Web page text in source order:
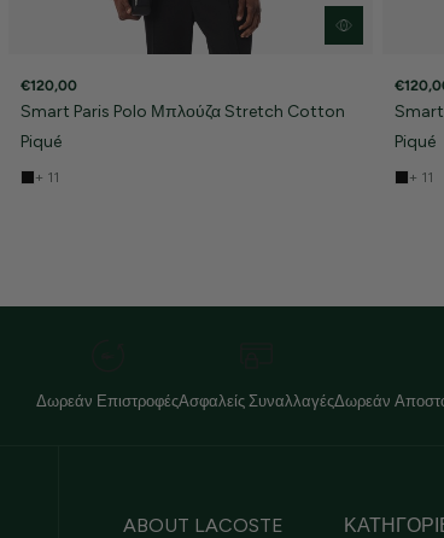
€120,00
Smart Paris Polo Μπλούζα Stretch Cotton
Piqué
+ 11
Piqué
+ 11
Δωρεάν ΕπιστροφέςΑσφαλείς ΣυναλλαγέςΔωρεάν
ABOUT LACOSTE